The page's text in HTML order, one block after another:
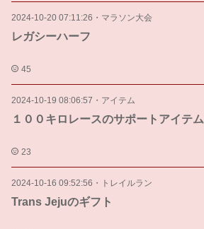
2024-10-20 07:11:26 ・ マラソン大会
レガシーハーフ
45
2024-10-19 08:06:57 ・ アイテム
１００キロレースのサポートアイテム
23
2024-10-16 09:52:56 ・ トレイルラン
Trans Jejuのギフト